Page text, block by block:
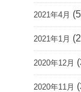
2021年4月
2021年1月
2020年12月
2020年11月